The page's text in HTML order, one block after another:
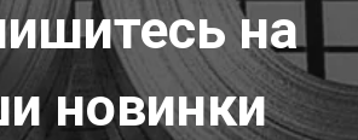
на
новинки